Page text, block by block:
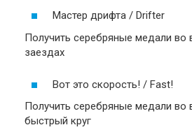
Мастер дрифта / Drifter
Получить серебряные медали во
заездах
Вот это скорость! / Fast!
Получить серебряные медали во
быстрый круг